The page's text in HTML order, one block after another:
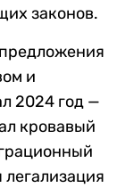
законов.
и
2024 год —
кровавый
легализация